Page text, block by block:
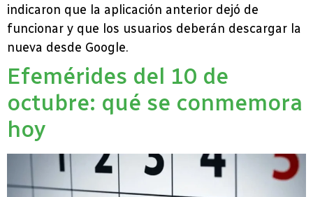
indicaron que la aplicación anterior dejó de
funcionar y que los usuarios deberán descargar la
nueva desde Google.
Efemérides del 10 de
octubre: qué se conmemora
hoy